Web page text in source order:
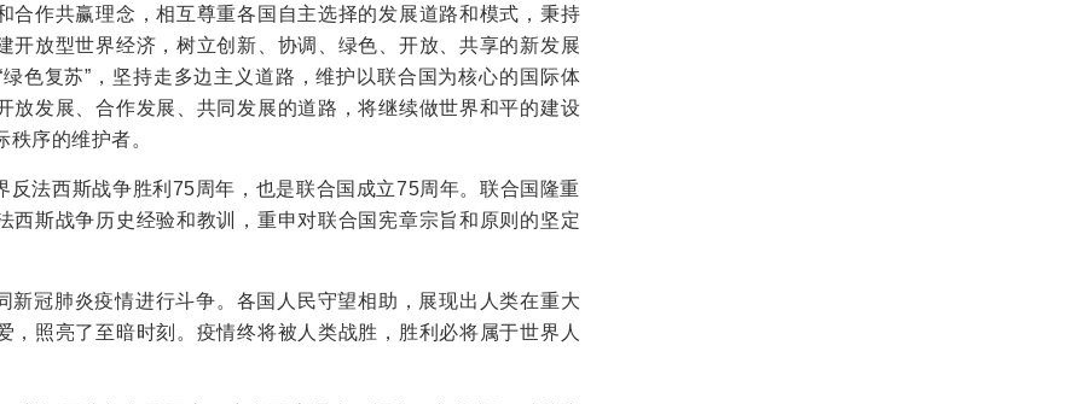
合作共赢理念，相互尊重各国自主选择的发展道路和模式，秉持
开放型世界经济，树立创新、协调、绿色、开放、共享的新发展
色复苏”，坚持走多边主义道路，维护以联合国为核心的国际体
放发展、合作发展、共同发展的道路，将继续做世界和平的建设
序的维护者。
反法西斯战争胜利75周年，也是联合国成立75周年。联合国隆重
西斯战争历史经验和教训，重申对联合国宪章宗旨和原则的坚定
新冠肺炎疫情进行斗争。各国人民守望相助，展现出人类在重大
，照亮了至暗时刻。疫情终将被人类战胜，胜利必将属于世界人